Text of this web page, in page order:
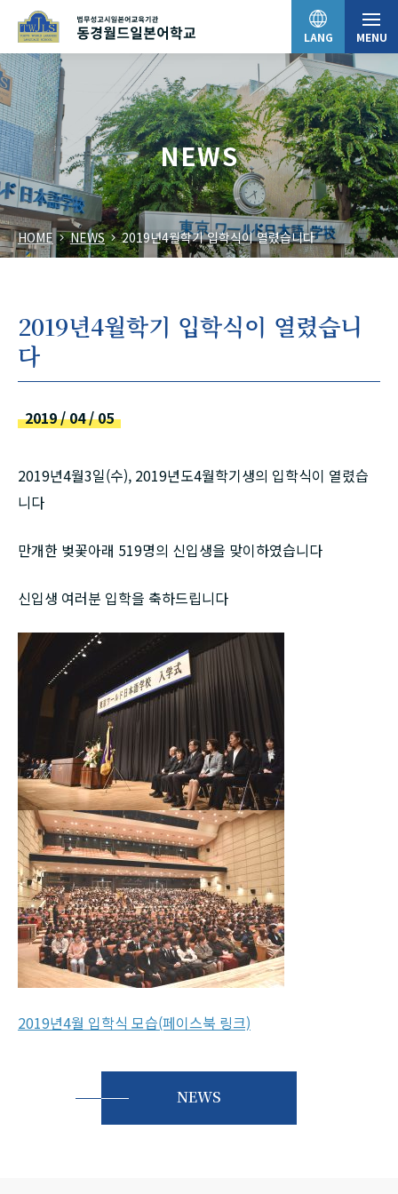
LANG MENU
日本語
English
中文（简体）
NEWS
HOME NEWS 2019년4월학기 입학식이 열렸습니다
2019년4월학기 입학식이 열렸습니
다
2019 / 04 / 05
2019년4월3일(수), 2019년도4월학기생의 입학식이 열렸습
니다
만개한 벚꽃아래 519명의 신입생을 맞이하였습니다
신입생 여러분 입학을 축하드립니다
2019년4월 입학식 모습(페이스북 링크)
NEWS